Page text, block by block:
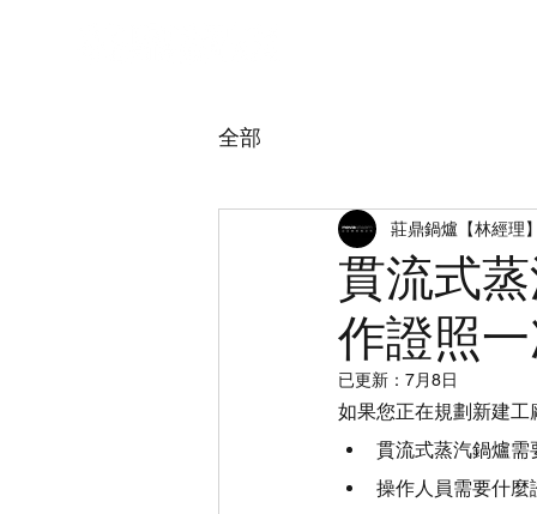
全部
貫流式
作證照
莊鼎鍋爐【林經理
已更新： 7月8日
如果您正在規劃新建
貫流式蒸汽鍋爐需
操作人員需要什麼